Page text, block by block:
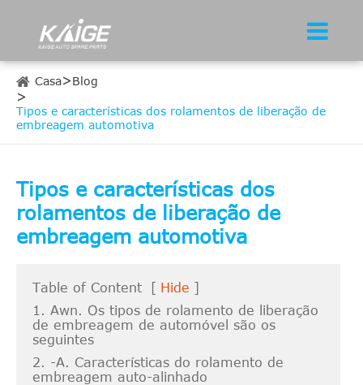
Casa Blog
Tipos e características dos rolamentos de liberação de
embreagem automotiva
Tipos e características dos
rolamentos de liberação de
embreagem automotiva
Table of Content [ Hide ]
1. Awn. Os tipos de rolamento de liberação
de embreagem de automóvel são os
seguintes
2. -A. Características do rolamento de
embreagem auto-alinhado